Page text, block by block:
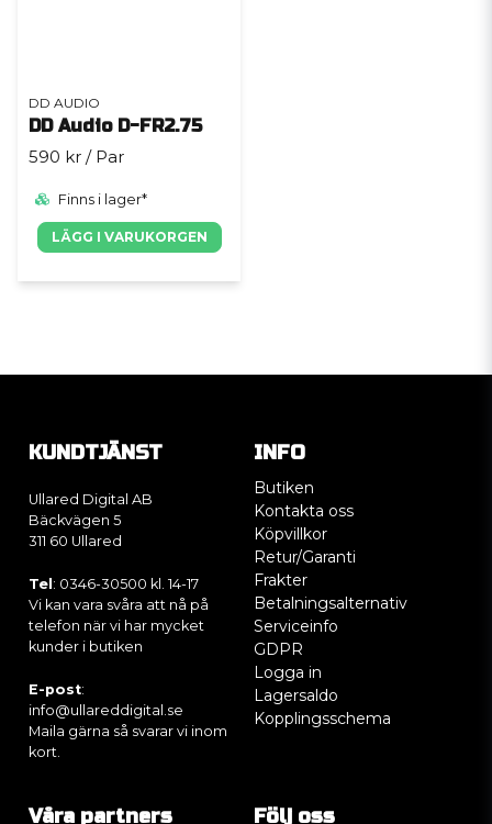
DD AUDIO
DD Audio D-FR2.75
590 kr / Par
Finns i lager*
LÄGG I VARUKORGEN
KUNDTJÄNST
Ullared Digital AB
Bäckvägen 5
311 60 Ullared
Tel : 0346-30500 kl. 14-17
Vi kan vara svåra att nå på
telefon när vi har mycket
kunder i butiken
E-post:
info@ullareddigital.se
Maila gärna så svarar vi inom
kort.
INFO
Butiken
Kontakta oss
Köpvillkor
Retur/Garanti
Frakter
Betalningsalternativ
Serviceinfo
GDPR
Logga in
Lagersaldo
Kopplingsschema
Våra partners Följ oss